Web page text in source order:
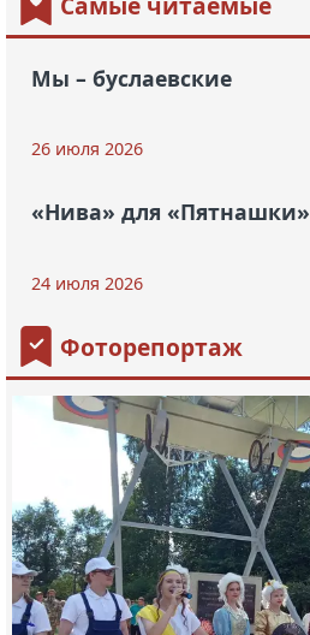
Мы – буслаевские
26 июля 2026
«Нива» для «Пятнашки»
24 июля 2026
Фоторепортаж